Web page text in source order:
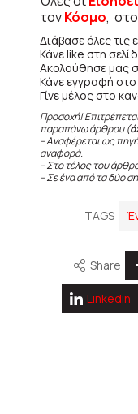
τονΚόσμο, στο
Διάβασε όλες τις
Κάνε like στη
Ακολούθησε μας
Κάνε εγγραφή
Γίνε μέλος στο
Προσοχή!
παραπάνω άρθρου (
– Αναφέρεται ως
αναφορά.
– Στο τέλος του
– Σε ένα από τα δύο
TAGS
Share
Linkedin